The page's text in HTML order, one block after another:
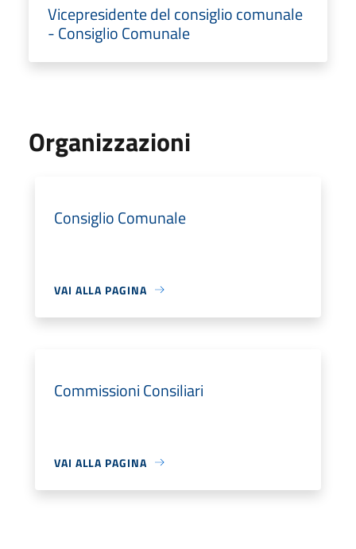
Vicepresidente del consiglio comunale
- Consiglio Comunale
Organizzazioni
Consiglio Comunale
VAI ALLA PAGINA
Commissioni Consiliari
VAI ALLA PAGINA